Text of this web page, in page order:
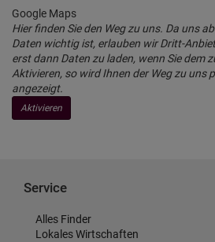
Google Maps
Hier finden Sie den Weg zu uns. Da uns
Daten wichtig ist, erlauben wir Dritt-
erst dann Daten zu laden, wenn Sie dem
Aktivieren, so wird Ihnen der Weg zu uns
angezeigt.
Aktivieren
Service
Alles Finder
Lokales Wirtschaften